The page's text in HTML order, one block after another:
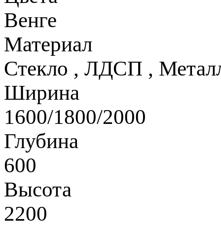
Венге
Материал
Стекло , ЛДСП ,
Ширина
1600/1800/2000
Глубина
600
Высота
2200